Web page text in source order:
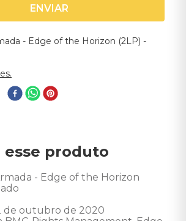
ENVIAR
- Edge of the Horizon (2LP) -
esse produto
- Edge of the Horizon
de outubro de 2020